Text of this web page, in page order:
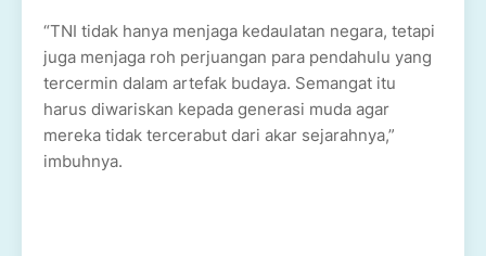
“TNI tidak hanya menjaga kedaulatan negara, tetapi
juga menjaga roh perjuangan para pendahulu yang
tercermin dalam artefak budaya. Semangat itu
harus diwariskan kepada generasi muda agar
mereka tidak tercerabut dari akar sejarahnya,”
imbuhnya.